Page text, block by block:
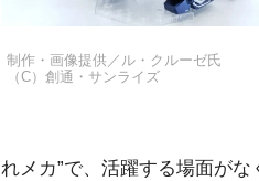
制作・画像提供／ル・クルーゼ氏
（C）創通・サンライズ
れメカ”で、活躍する場面が